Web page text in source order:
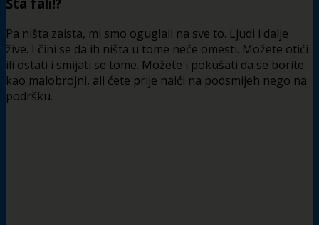
Pa ništa zaista, mi smo oguglali na sve to. Ljudi i dalje
žive. I čini se da ih ništa u tome neće omesti. Možete otići
ili ostati i smijati se tome. Možete i pokušati da se borite
kao malobrojni, ali ćete prije naići na podsmijeh nego na
podršku.